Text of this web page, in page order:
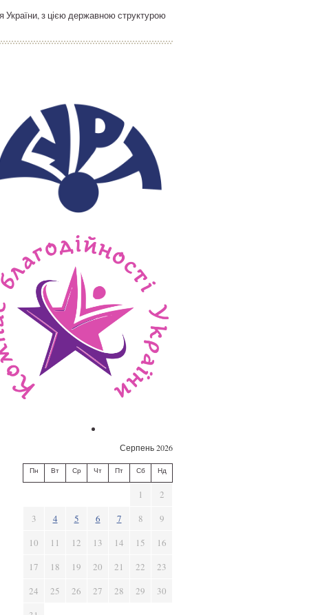
України, з цією державною структурою
Серпень 2026
Пн Вт Ср Чт Пт Сб Нд
1
2
3
4 5 6 7 8
9
10
11 12 13 14 15
16
17
18 19 20 21 22
23
24
25 26 27 28 29
30